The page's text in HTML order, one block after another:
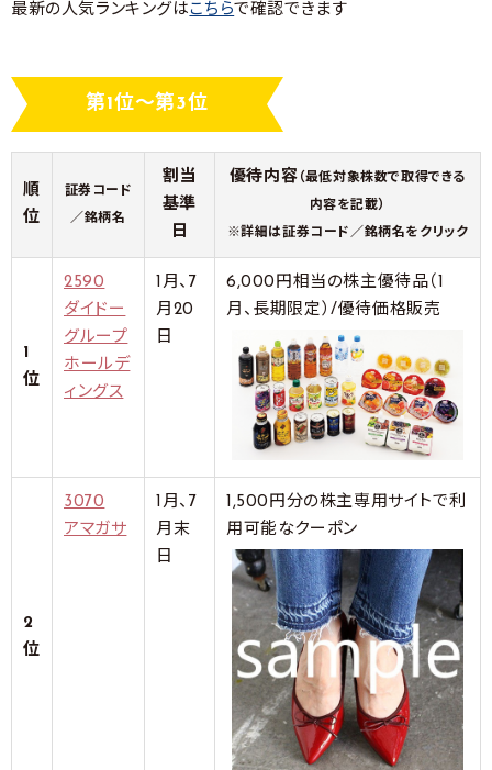
最新の人気ランキングはこちら で確認できます
第1位～第3位
順
位
証券コード
／銘柄名
割当
基準
日
優待内容 （最低対象株数で取得できる
内容を記載）
※詳細は証券コード／銘柄名をクリック
1
位
2590
ダイドー
グループ
ホールデ
ィングス
1月、7
月20
日
6,000円相当の株主優待品（1
月、長期限定）/優待価格販売
2
位
3070
アマガサ
1月、7
月末
日
1,500円分の株主専用サイトで利
用可能なクーポン